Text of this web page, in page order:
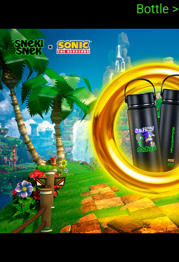
Bottle >